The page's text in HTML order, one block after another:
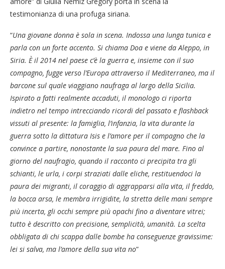
testimonianza di una profuga siriana.
“Una giovane donna è sola in scena. Indossa una lunga tunica e
parla con un forte accento. Si chiama Doa e viene da Aleppo, in
Siria. È il 2014 nel paese c’è la guerra e, insieme con il suo
compagno, fugge verso l’Europa attraverso il Mediterraneo, ma il
barcone sul quale viaggiano naufraga al largo della Sicilia.
Ispirato a fatti realmente accaduti, il monologo ci riporta
indietro nel tempo intrecciando ricordi del passato e flashback
vissuti al presente: la famiglia, l’infanzia, la vita durante la
guerra sotto la dittatura Isis e l’amore per il compagno che la
convince a partire, nonostante la sua paura del mare. Fino al
giorno del naufragio, quando il racconto ci precipita tra gli
schianti, le urla, i corpi straziati dalle eliche, restituendoci la
paura dei migranti, il coraggio di aggrapparsi alla vita, il freddo,
la bocca arsa, le membra irrigidite, la stretta delle mani sempre
più incerta, gli occhi sempre più opachi fino a diventare vitrei;
tutto è descritto con precisione, semplicità, umanità. La scelta
obbligata di chi scappa dalle bombe ha conseguenze gravissime:
lei si salva, ma l’amore della sua vita no”